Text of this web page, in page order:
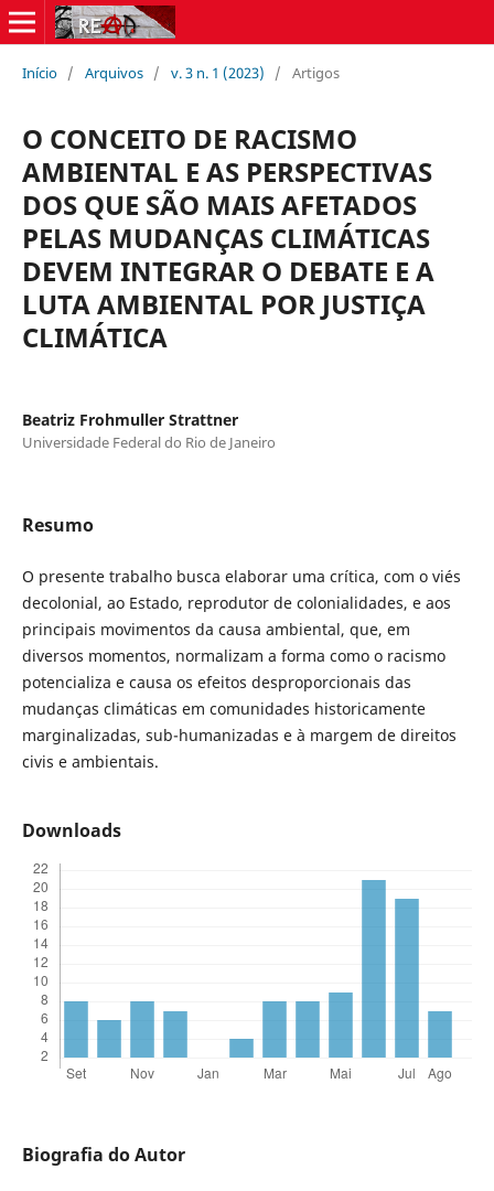
Início / Arquivos / v. 3 n. 1 (2023) / Artigos
O CONCEITO DE RACISMO
AMBIENTAL E AS PERSPECTIVAS
DOS QUE SÃO MAIS AFETADOS
PELAS MUDANÇAS CLIMÁTICAS
DEVEM INTEGRAR O DEBATE E A
LUTA AMBIENTAL POR JUSTIÇA
CLIMÁTICA
Beatriz Frohmuller Strattner
Universidade Federal do Rio de Janeiro
Resumo
O presente trabalho busca elaborar uma crítica, com o viés
decolonial, ao Estado, reprodutor de colonialidades, e aos
principais movimentos da causa ambiental, que, em
diversos momentos, normalizam a forma como o racismo
potencializa e causa os efeitos desproporcionais das
mudanças climáticas em comunidades historicamente
marginalizadas, sub-humanizadas e à margem de direitos
civis e ambientais.
Downloads
Biografia do Autor